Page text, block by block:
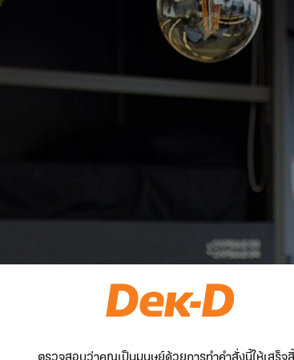
ตรวจสอบว่าคุณเป็นมนุษย์ด้วยการทำคำสั่งนี้ให้เสร็จ